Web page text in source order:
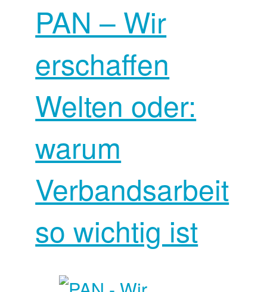
PAN – Wir
erschaffen
Welten oder:
warum
Verbandsarbeit
so wichtig ist